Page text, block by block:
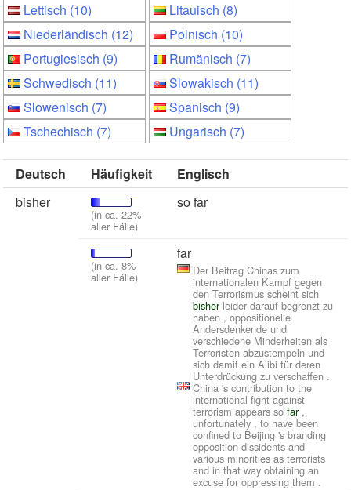
Lettisch (10)
Litauisch (8)
Niederländisch (12)
Polnisch (10)
Portugiesisch (9)
Rumänisch (7)
Schwedisch (11)
Slowakisch (11)
Slowenisch (7)
Spanisch (9)
Tschechisch (7)
Ungarisch (7)
Deutsch Häufigkeit
Englisch
bisher
(in ca. 22%
aller Fälle)
so far
(in ca. 8%
aller Fälle)
far
Der Beitrag Chinas zum
internationalen Kampf gegen
den Terrorismus scheint sich
bisher leider darauf begrenzt zu
haben , oppositionelle
Andersdenkende und
verschiedene Minderheiten als
Terroristen abzustempeln und
sich damit ein Alibi für deren
Unterdrückung zu verschaffen .
China 's contribution to the
international fight against
terrorism appears so far ,
unfortunately , to have been
confined to Beijing 's branding
opposition dissidents and
various minorities as terrorists
and in that way obtaining an
excuse for oppressing them .